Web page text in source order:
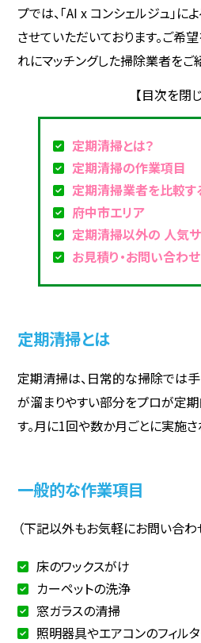
プでは、「AI x コンシェルジュ」
させていただいております。ご希
れにマッチングした掃除業者をご
定期清掃とは？
定期清掃の作業項目
定期清掃業者を比較す
府中市エリア
定期清掃以外の 人気
お見積り・お問い合わせ
定期清掃とは
定期清掃は、日常的な掃除では
が溜まりやすい部分をプロが定
す。月に1回や数か月ごとに実施さ
一般的な作業項目
（下記以外もお気軽にお問い合わ
床のワックスがけ
カーペットの洗浄
窓ガラスの清掃
照明器具やエアコンのフィル